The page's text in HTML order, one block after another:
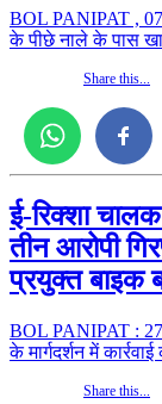
BOL PANIPAT , 07
के पीछे नाले के पास
Share this...
ई-रिक्शा
तीन आरोपी
प्रयुक्त बाइक
BOL PANIPAT :
के मार्गदर्शन में
Share this...